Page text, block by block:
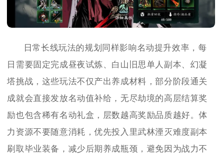
日常长线玩法的规划同样影响名动提升效率，每
日需要固定完成昼夜试炼、白山旧思单人副本、幻凝
塔挑战，这些玩法不仅产出养成材料，部分阶段通关
成就会直接发放名动值补给，无尽劫境的高层结算奖
励也包含稀有名动礼盒，层数越高奖励品质越好。体
力资源不要随意消耗，优先投入里武林湮灭难度副本
刷取毕业装备，减少后期养成瓶颈，避免因为战力不